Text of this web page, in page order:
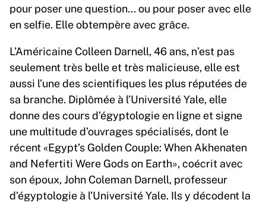
pour poser une question… ou pour poser avec elle
en selfie. Elle obtempère avec grâce.
L’Américaine Colleen Darnell, 46 ans, n’est pas
seulement très belle et très malicieuse, elle est
aussi l’une des scientifiques les plus réputées de
sa branche. Diplômée à l’Université Yale, elle
donne des cours d’égyptologie en ligne et signe
une multitude d’ouvrages spécialisés, dont le
récent «Egypt’s Golden Couple: When Akhenaten
and Nefertiti Were Gods on Earth», coécrit avec
son époux, John Coleman Darnell, professeur
d’égyptologie à l’Université Yale. Ils y décodent la